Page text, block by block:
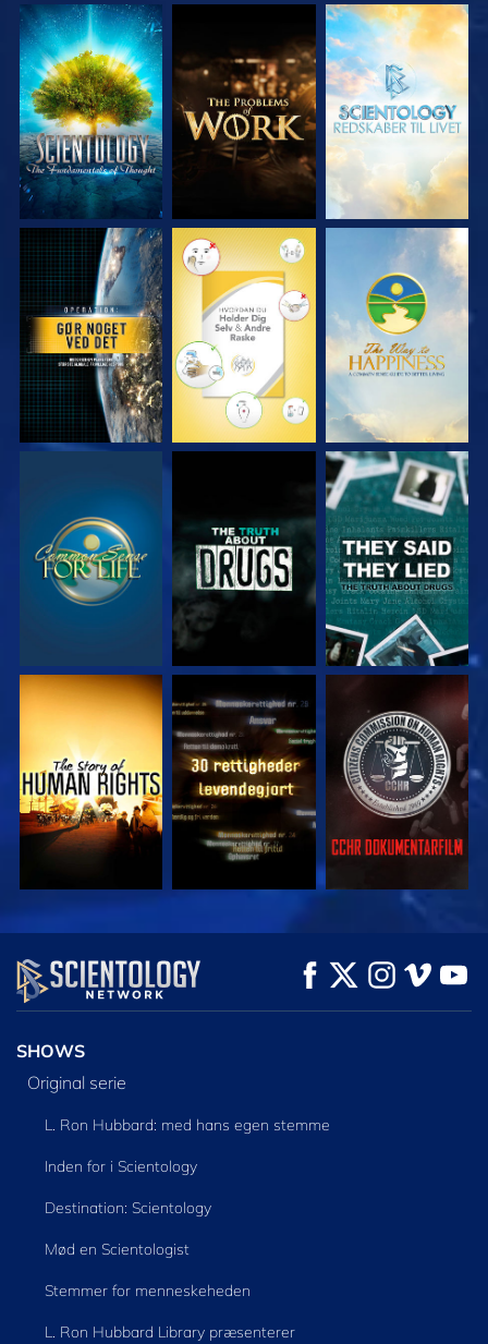
UDFORSK SERIEN UDFORSK SERIEN UDFORSK SERIEN
SE SE SE
SE SE
SE SE SE
SE UDFORSK SERIEN
SHOWS
Original serie
L. Ron Hubbard: med hans egen stemme
Inden for i Scientology
Destination: Scientology
Mød en Scientologist
Stemmer for menneskeheden
L. Ron Hubbard Library præsenterer